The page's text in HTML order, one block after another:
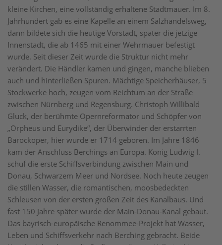
kleine Kirchen, eine vollständig erhaltene Stadtmauer. Im 8.
Jahrhundert gab es eine Kapelle an einem Salzhandelsweg,
dann bildete sich die heutige Vorstadt, später die jetzige
Innenstadt, die ab 1465 mit einer Wehrmauer befestigt
wurde. Seit dieser Zeit wurde die Struktur nicht mehr
verändert. Die Händler kamen und gingen, manche blieben
auch und hinterließen Spuren. Mächtige Speicherhäuser, 5
Stockwerke hoch, zeugen vom Reichtum an der Straße
zwischen Nürnberg und Regensburg. Christoph Willibald
Gluck, der berühmte Opernreformator und Schöpfer von
„Orpheus und Eurydike“, der Überwinder der erstarrten
Barockoper, hier wurde er 1714 geboren. Im Jahre 1846
kam der Anschluss Berchings an Europa. König Ludwig I.
schuf die erste Schiffsverbindung zwischen Main und
Donau, Schwarzem Meer und Nordsee. Noch heute zeugen
die stillen Wasser, die romantischen, moosbedeckten
Schleusen von der ersten großen Zeit des Kanalbaus. Und
fast 150 Jahre später wurde der Main-Donau-Kanal gebaut.
Das bayrisch-europäische Renommee-Projekt hat Wasser,
Leben und Schiffsverkehr nach Berching gebracht. Beide